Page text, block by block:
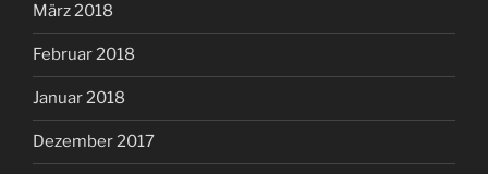
März 2018
Februar 2018
Januar 2018
Dezember 2017